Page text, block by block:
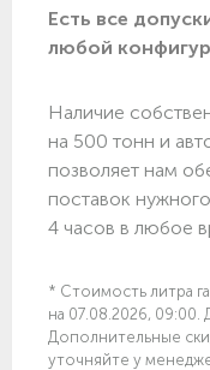
Есть все
любой
Наличие
на 500 тонн и
позволяет нам
поставок
4 часов в любое
* Стоимость литра
на 07.08.2026, 09:00.
Дополнительные
уточняйте у